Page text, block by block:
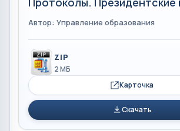
Автор: Управление образования
ZIP
2 МБ
Карточка
Скачать